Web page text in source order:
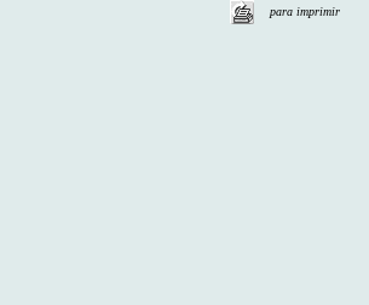
para imprimir